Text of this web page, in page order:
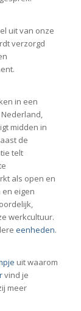
uit van onze
verzorgd
in een
midden in
de
telt
als open en
eigen
werkcultuur.
eenheden.
uit waarom
vind je
meer